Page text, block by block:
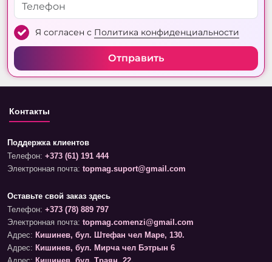
Я согласен с Политика конфиденциальности
Отправить
Контакты
Поддержка клиентов
Телефон: +373 (61) 191 444
Электронная почта: topmag.suport@gmail.com
Оставьте свой заказ здесь
Телефон: +373 (78) 889 797
Электронная почта: topmag.comenzi@gmail.com
Адрес: Кишинев, бул. Штефан чел Маре, 130.
Адрес: Кишинев, бул. Мирча чел Бэтрын 6